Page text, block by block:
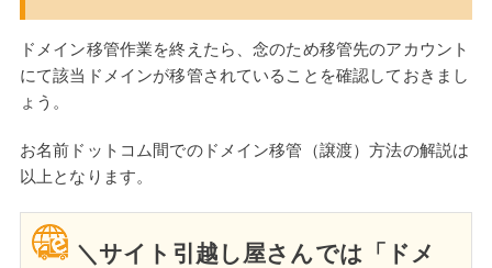
ドメイン移管作業を終えたら、念のため移管先のアカウント
にて該当ドメインが移管されていることを確認しておきまし
ょう。
お名前ドットコム間でのドメイン移管（譲渡）方法の解説は
以上となります。
＼サイト引越し屋さんでは「ドメ